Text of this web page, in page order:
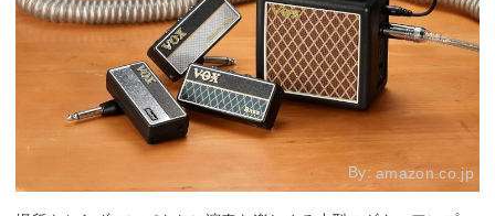
By:amazon.co.jp